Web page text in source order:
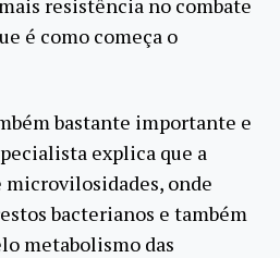
resistência no combate
é como começa o
bastante importante e
explica que a
onde
bacterianos e também
metabolismo das